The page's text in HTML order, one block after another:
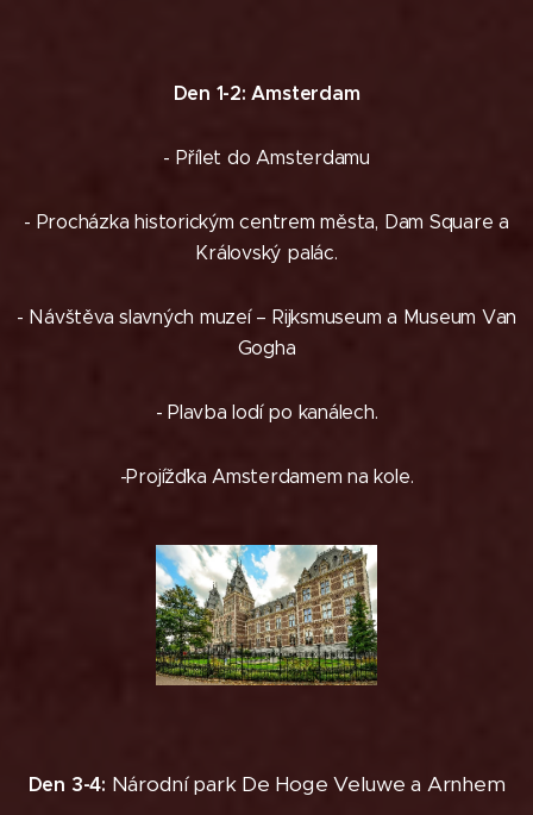
Den 1-2: Amsterdam
- Přílet do Amsterdamu
- Procházka historickým centrem města, Dam Square a
Královský palác.
- Návštěva slavných muzeí – Rijksmuseum a Museum Van
Gogha
- Plavba lodí po kanálech.
-Projížďka Amsterdamem na kole.
Den 3-4: Národní park De Hoge Veluwe a Arnhem